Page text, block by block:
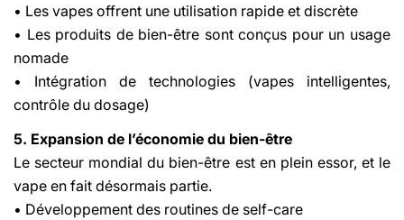
• Les vapes offrent une utilisation rapide et discrète
• Les produits de bien-être sont conçus pour un usage
nomade
• Intégration de technologies (vapes intelligentes,
contrôle du dosage)
5. Expansion de l’économie du bien-être
Le secteur mondial du bien-être est en plein essor, et le
vape en fait désormais partie.
• Développement des routines de self-care